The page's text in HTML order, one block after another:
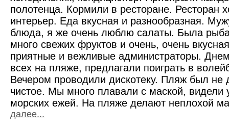
полотенца. Кормили в ресторане. Ресторан
интерьер. Еда вкусная и разнообразная.
блюда, я же очень люблю салаты. Была
много свежих фруктов и очень, очень
приятные и вежливые администраторы. Днем
всех на пляже, предлагали поиграть в
Вечером проводили дискотеку. Пляж был не
чистое. Мы много плавали с маской, видели
морских ежей. На пляже делают неплохой
далее...